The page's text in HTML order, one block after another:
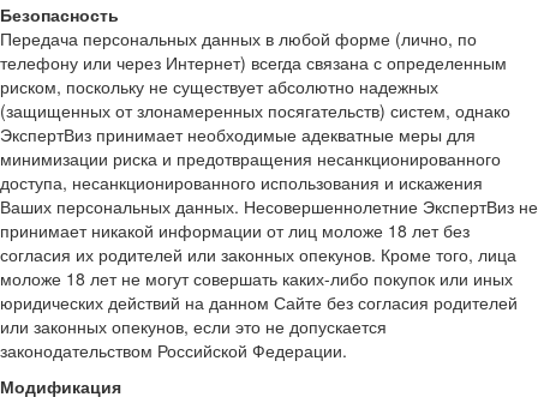
Безопасность
Передача персональных данных в любой форме (лично, по
телефону или через Интернет) всегда связана с определенным
риском, поскольку не существует абсолютно надежных
(защищенных от злонамеренных посягательств) систем, однако
ЭкспертВиз принимает необходимые адекватные меры для
минимизации риска и предотвращения несанкционированного
доступа, несанкционированного использования и искажения
Ваших персональных данных. Несовершеннолетние ЭкспертВиз не
принимает никакой информации от лиц моложе 18 лет без
согласия их родителей или законных опекунов. Кроме того, лица
моложе 18 лет не могут совершать каких-либо покупок или иных
юридических действий на данном Сайте без согласия родителей
или законных опекунов, если это не допускается
законодательством Российской Федерации.
Модификация